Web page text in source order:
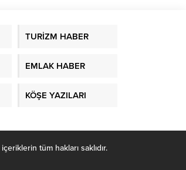
TURİZM HABER
EMLAK HABER
KÖŞE YAZILARI
tüm hakları saklıdır.